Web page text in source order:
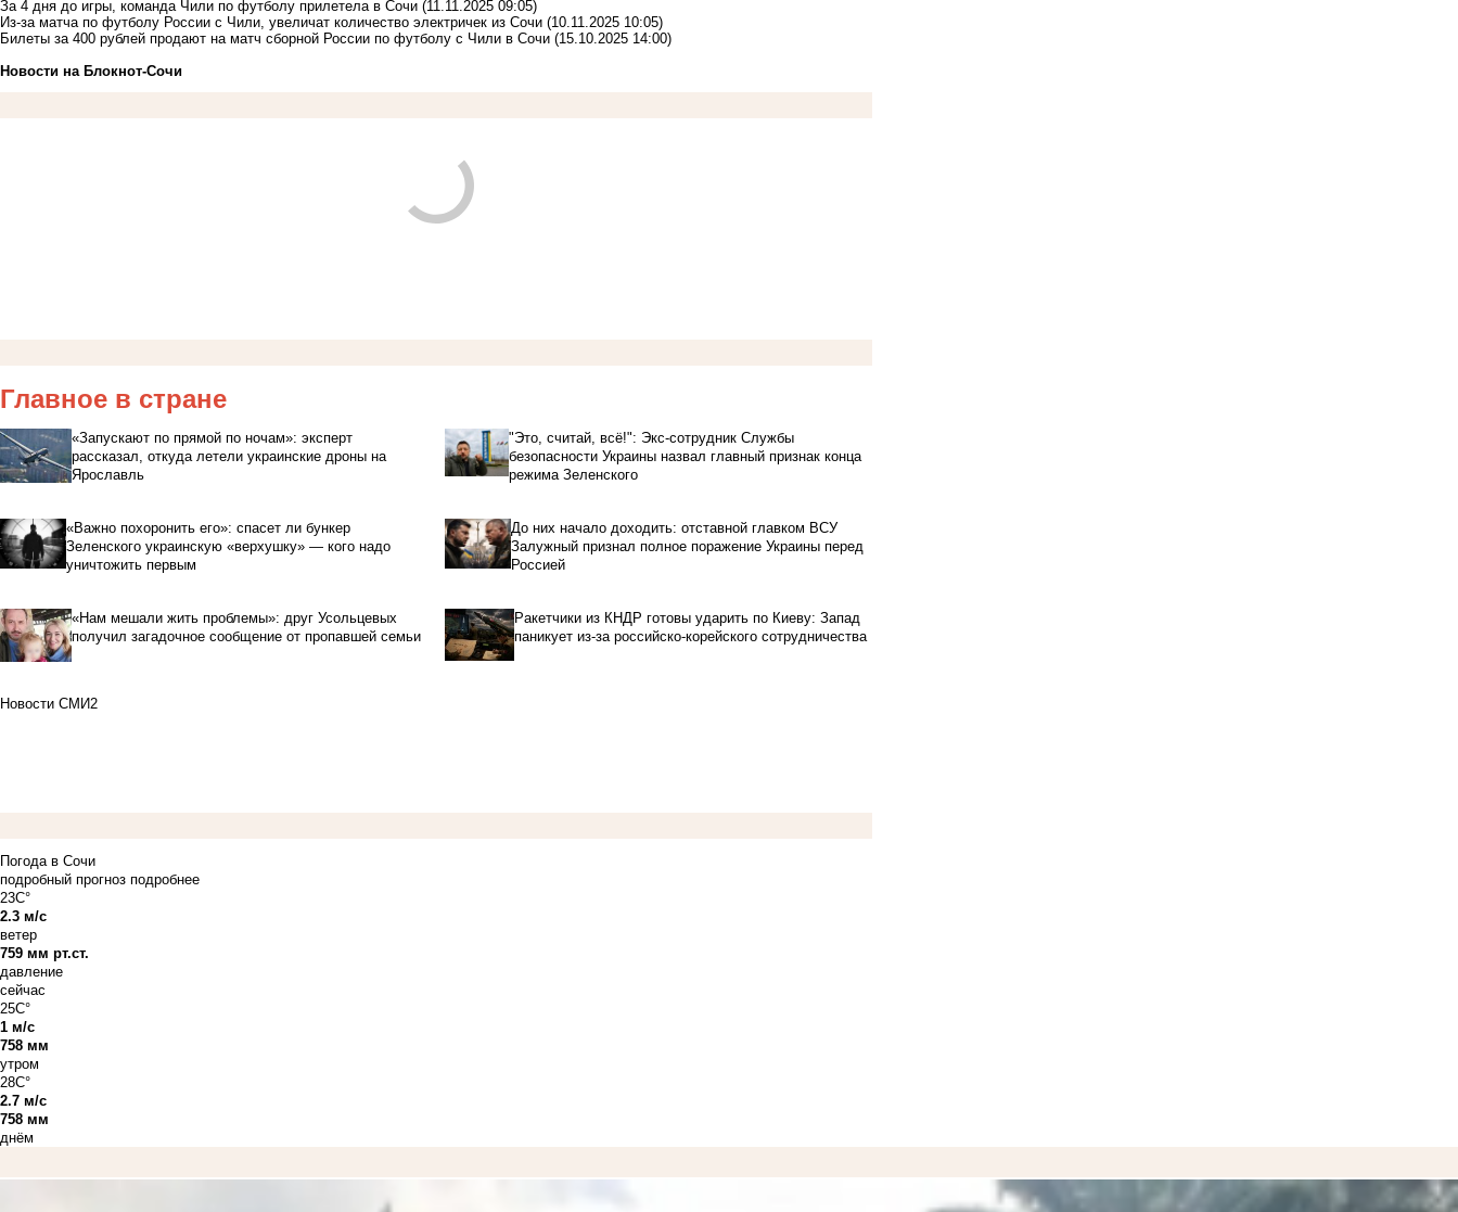
За 4 дня до игры, команда Чили по футболу прилетела в Сочи (11.11.2025 09:05)
Из-за матча по футболу России с Чили, увеличат количество электричек из Сочи (10.11.2025 10:05)
Билеты за 400 рублей продают на матч сборной России по футболу с Чили в Сочи (15.10.2025 14:00)
Новости на Блoкнoт-Сочи
Главное в стране
«Запускают по прямой по ночам»: эксперт
рассказал, откуда летели украинские дроны на
Ярославль
"Это, считай, всё!": Экс-сотрудник Службы
безопасности Украины назвал главный признак конца
режима Зеленского
«Важно похоронить его»: спасет ли бункер
Зеленского украинскую «верхушку» — кого надо
уничтожить первым
До них начало доходить: отставной главком ВСУ
Залужный признал полное поражение Украины перед
Россией
«Нам мешали жить проблемы»: друг Усольцевых
получил загадочное сообщение от пропавшей семьи
Ракетчики из КНДР готовы ударить по Киеву: Запад
паникует из-за российско-корейского сотрудничества
Новости СМИ2
Погода в Сочи
подробный прогноз подробнее
23C°
2.3 м/с
ветер
759 мм рт.ст.
давление
сейчас
25C°
1 м/с
758 мм
утром
28C°
2.7 м/с
758 мм
днём